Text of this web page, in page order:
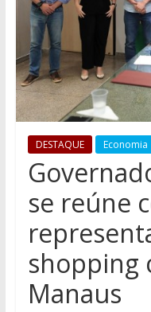
DESTAQUE Economia
se reúne
shopping
Manaus